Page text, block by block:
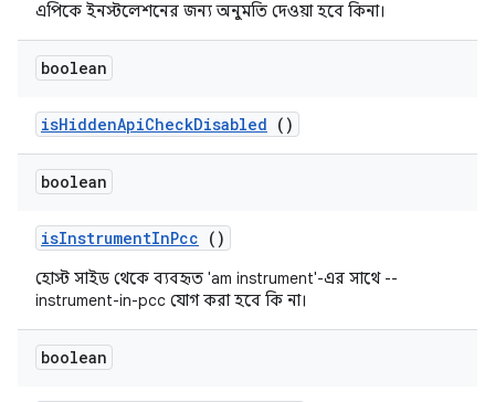
এপিকে ইনস্টলেশনের জন্য অনুমতি দেওয়া হবে কিনা।
boolean
isHiddenApiCheckDisabled ()
boolean
isInstrumentInPcc ()
হোস্ট সাইড থেকে ব্যবহৃত 'am instrument'-এর সাথে --
instrument-in-pcc যোগ করা হবে কি না।
boolean